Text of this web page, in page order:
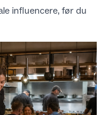
influencere, før du